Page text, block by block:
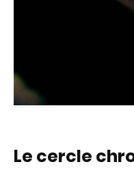
Le cercle